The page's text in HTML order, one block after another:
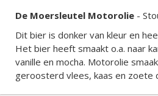
De Moersleutel Motorolie -
Dit bier is donker van kleur en
Het bier heeft smaakt o.a. naar
vanille en mocha. Motorolie
geroosterd vlees, kaas en zoete